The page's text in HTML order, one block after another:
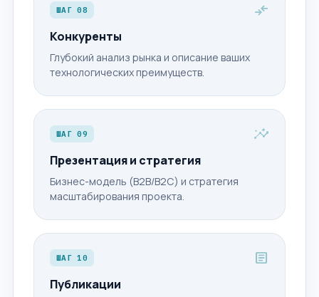
ШАГ 08 compare_arrows
Конкуренты
Глубокий анализ рынка и описание ваших
технологических преимуществ.
ШАГ 09 insights
Презентация и стратегия
Бизнес-модель (B2B/B2C) и стратегия
масштабирования проекта.
ШАГ 10 article
Публикации